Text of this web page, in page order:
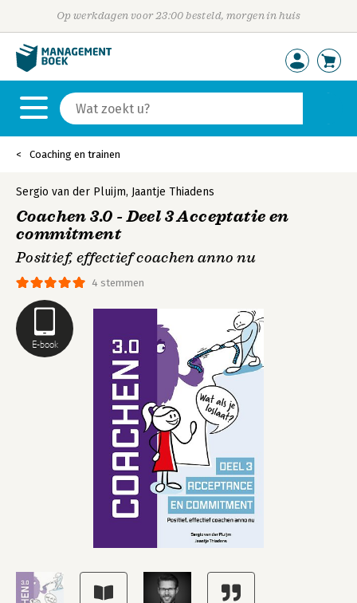
Op werkdagen voor 23:00 besteld, morgen in huis
Coaching en trainen
E-book
4 stemmen
Sergio van der Pluijm, Jaantje Thiadens
Coachen 3.0 - Deel 3 Acceptatie en
commitment
Positief, effectief coachen anno nu